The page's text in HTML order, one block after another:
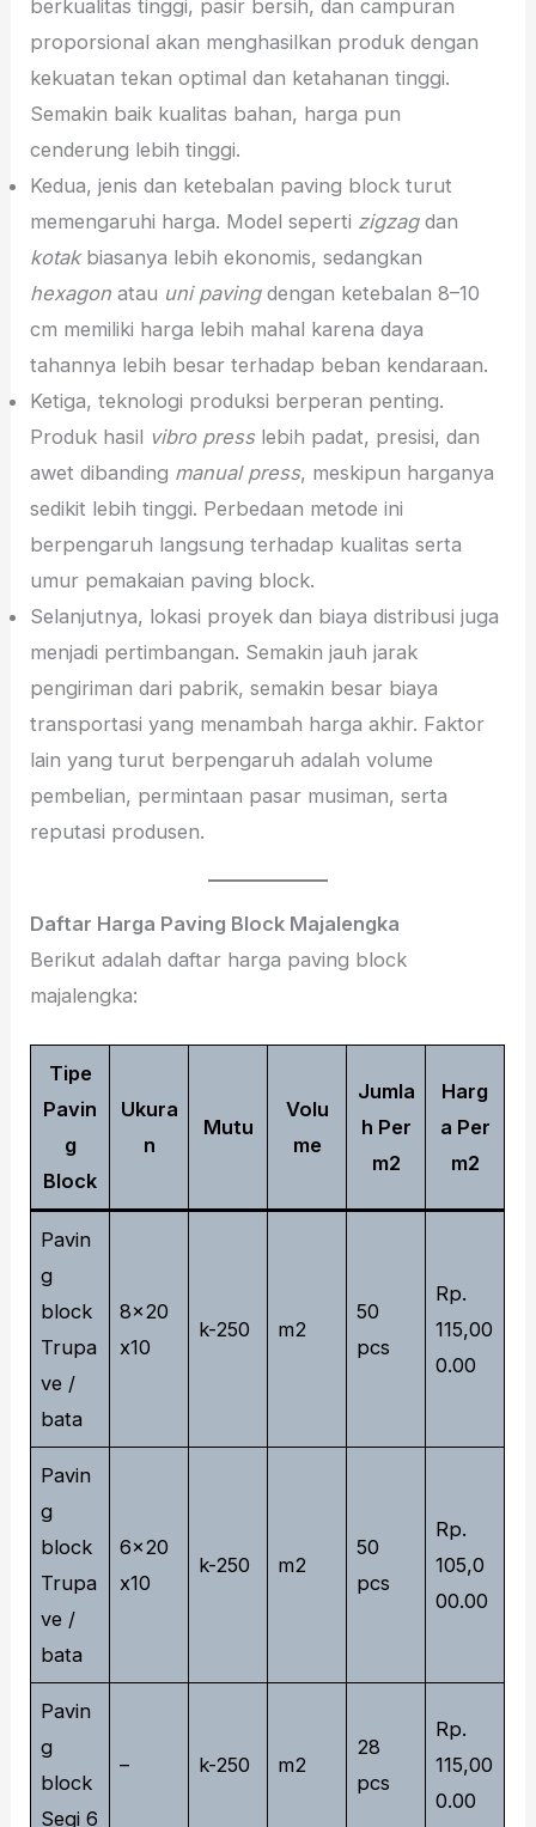
berkualitas tinggi, pasir bersih, dan campuran
proporsional akan menghasilkan produk dengan
kekuatan tekan optimal dan ketahanan tinggi.
Semakin baik kualitas bahan, harga pun
cenderung lebih tinggi.
Kedua, jenis dan ketebalan paving block turut
memengaruhi harga. Model seperti zigzagdan
kotakbiasanya lebih ekonomis, sedangkan
hexagon atau uni pavingdengan ketebalan 8–10
cm memiliki harga lebih mahal karena daya
tahannya lebih besar terhadap beban kendaraan.
Ketiga, teknologi produksi berperan penting.
Produk hasil vibro presslebih padat, presisi, dan
awet dibanding manual press, meskipun harganya
sedikit lebih tinggi. Perbedaan metode ini
berpengaruh langsung terhadap kualitas serta
umur pemakaian paving block.
Selanjutnya, lokasi proyek dan biaya distribusi juga
menjadi pertimbangan. Semakin jauh jarak
pengiriman dari pabrik, semakin besar biaya
transportasi yang menambah harga akhir. Faktor
lain yang turut berpengaruh adalah volume
pembelian, permintaan pasar musiman, serta
reputasi produsen.
Daftar Harga Paving Block Majalengka
Berikut adalah daftar harga paving block
majalengka:
Tipe
Pavin
g
Block
Ukura
n
Mutu
Volu
me
Jumla
h Per
m2
Harg
a Per
m2
Pavin
g
block
Trupa
ve /
bata
8x20
x10
k-250 m2
50
pcs
Rp.
115,00
0.00
Pavin
g
block
Trupa
ve /
bata
6x20
x10
k-250 m2
50
pcs
Rp.
105,0
00.00
Pavin
g
block
Segi 6
– k-250 m2
28
pcs
Rp.
115,00
0.00